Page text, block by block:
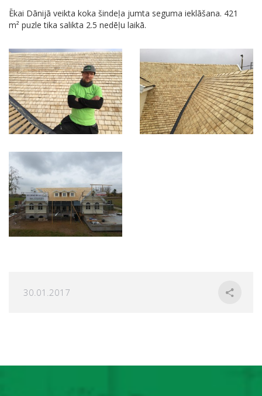
Ēkai Dānijā veikta koka šindeļa jumta seguma ieklāšana. 421
m² puzle tika salikta 2.5 nedēļu laikā.
30.01.2017